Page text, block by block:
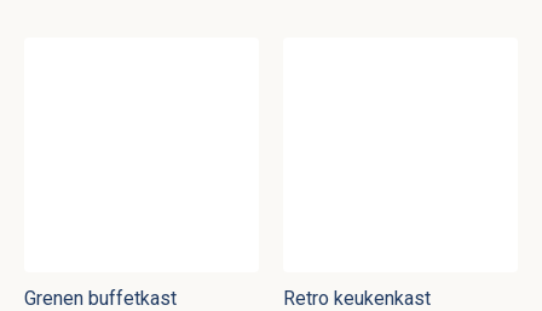
Grenen buffetkast
Retro keukenkast